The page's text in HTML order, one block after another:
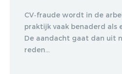
CV‑fraude wordt in de
praktijk vaak benaderd als
De aandacht gaat dan uit
reden...